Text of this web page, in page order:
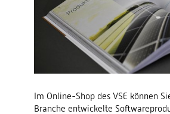
Im Online-Shop des VSE können
Branche entwickelte